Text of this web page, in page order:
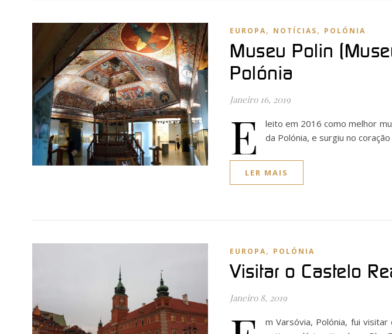
EUROPA, NOTÍCIAS, POLÓNIA
Museu Polin
Polónia
Janeiro 16, 2019
E
leito em 2016 como melhor
da Polónia, e surgiu no
LER MAIS
EUROPA, POLÓNIA
Visitar o Castelo
Janeiro 8, 2019
m Varsóvia, Polónia, fui